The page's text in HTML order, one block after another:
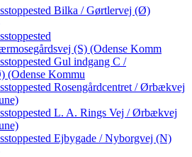
Bilka / Gørtlervej (Ø)
(S) (Odense Komm
Gul indgang C /
(Odense Kommu
Rosengårdcentret / Ørbækvej
L. A. Rings Vej / Ørbækvej
Ejbygade / Nyborgvej (N)